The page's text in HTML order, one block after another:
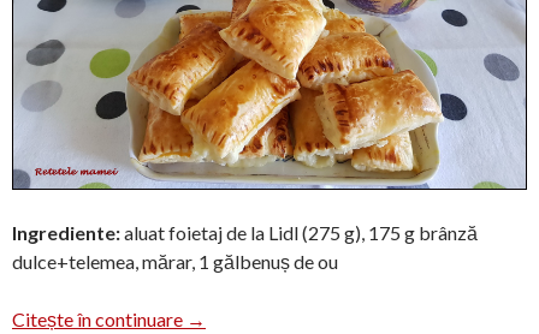
Ingrediente:aluat foietaj de la Lidl (275 g), 175 g brânză
dulce+telemea, mărar, 1 gălbenuș de ou
Citește în continuare Pateuri cu brânză și mărar
→